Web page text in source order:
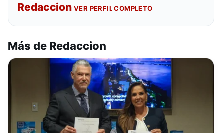
Redaccion VER PERFIL COMPLETO
Más de Redaccion